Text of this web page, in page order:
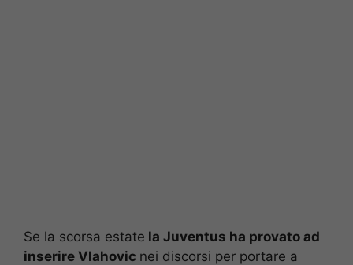
Se la scorsa estate la Juventus ha provato ad
inserire Vlahovic nei discorsi per portare a